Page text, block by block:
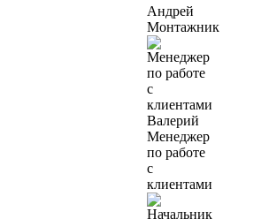
Андрей
Монтажник
Валерий
Менеджер
по работе
с
клиентами